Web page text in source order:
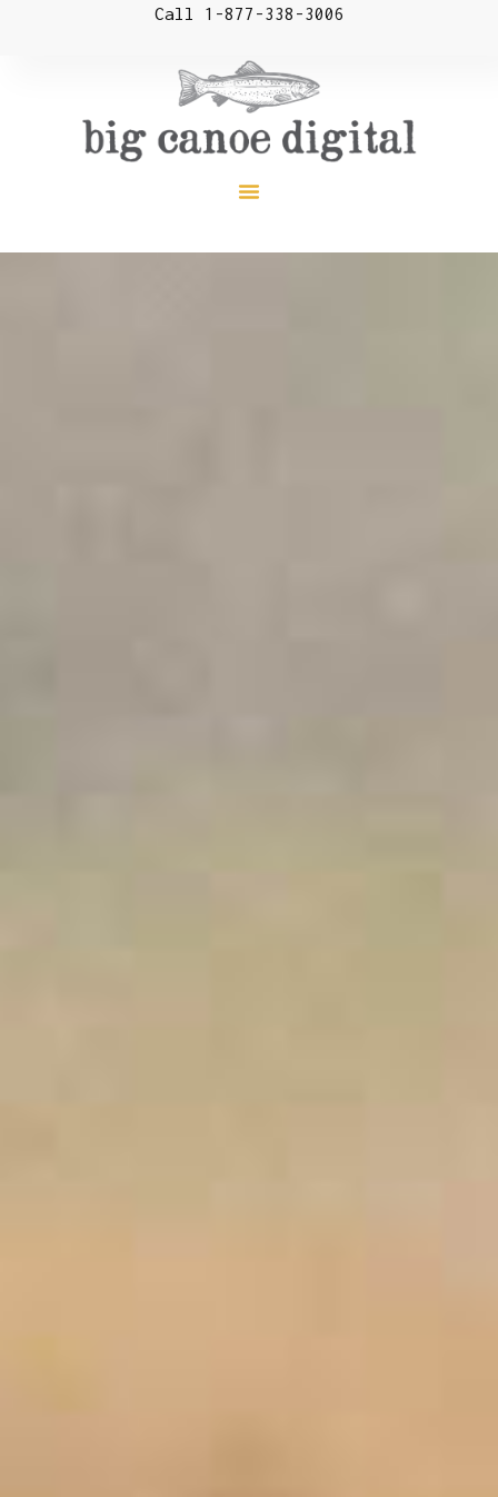
Call 1-877-338-3006